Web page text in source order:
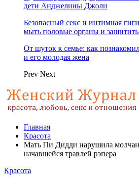
дети Анджелины Джоли
Безопасный секс и интимная
мыть половые органы и
От шуток к семье: как
и его молодая жена
Prev Next
Главная
Красота
Мать Пи Дидди нарушила
начавшейся травлей рэпера
Красота